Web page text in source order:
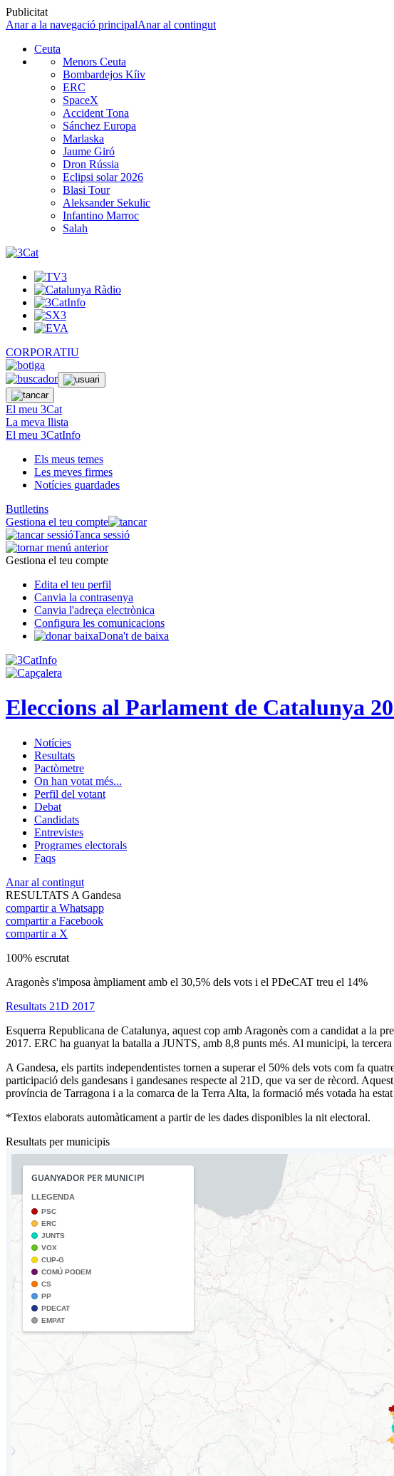
Publicitat
Anar a la navegació principalAnar al contingut
Ceuta
Menors Ceuta
Bombardejos Kíiv
ERC
SpaceX
Accident Tona
Sánchez Europa
Marlaska
Jaume Giró
Dron Rússia
Eclipsi solar 2026
Blasi Tour
Aleksander Sekulic
Infantino Marroc
Salah
CORPORATIU
El meu 3Cat
La meva llista
El meu 3CatInfo
Els meus temes
Les meves firmes
Notícies guardades
Butlletins
Gestiona el teu compte
Tanca sessió
Gestiona el teu compte
Edita el teu perfil
Canvia la contrasenya
Canvia l'adreça electrònica
Configura les comunicacions
Dona't de baixa
Eleccions al Parlament de Catalunya
Notícies
Resultats
Pactòmetre
On han votat més...
Perfil del votant
Debat
Candidats
Entrevistes
Programes electorals
Faqs
Anar al contingut
RESULTATS A Gandesa
compartir a Whatsapp
compartir a Facebook
compartir a X
100% escrutat
Aragonès s'imposa àmpliament amb el 30,5% dels vots i el PDeCAT treu el 14%
Resultats 21D 2017
Esquerra Republicana de Catalunya, aquest cop amb Aragonès com a candidat a la
2017. ERC ha guanyat la batalla a JUNTS, amb 8,8 punts més. Al municipi, la
A Gandesa, els partits independentistes tornen a superar el 50% dels vots com fa
participació dels gandesans i gandesanes respecte al 21D, que va ser de rècord.
província de Tarragona i a la comarca de la Terra Alta, la formació més votada ha
*Textos elaborats automàticament a partir de les dades disponibles la nit electoral.
Resultats per municipis